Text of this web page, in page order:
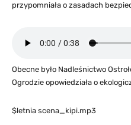
przypomniała o zasadach
Obecne było Nadleśnictwo
Ogrodzie opowiedziała o
$letnia scena_kipi.mp3